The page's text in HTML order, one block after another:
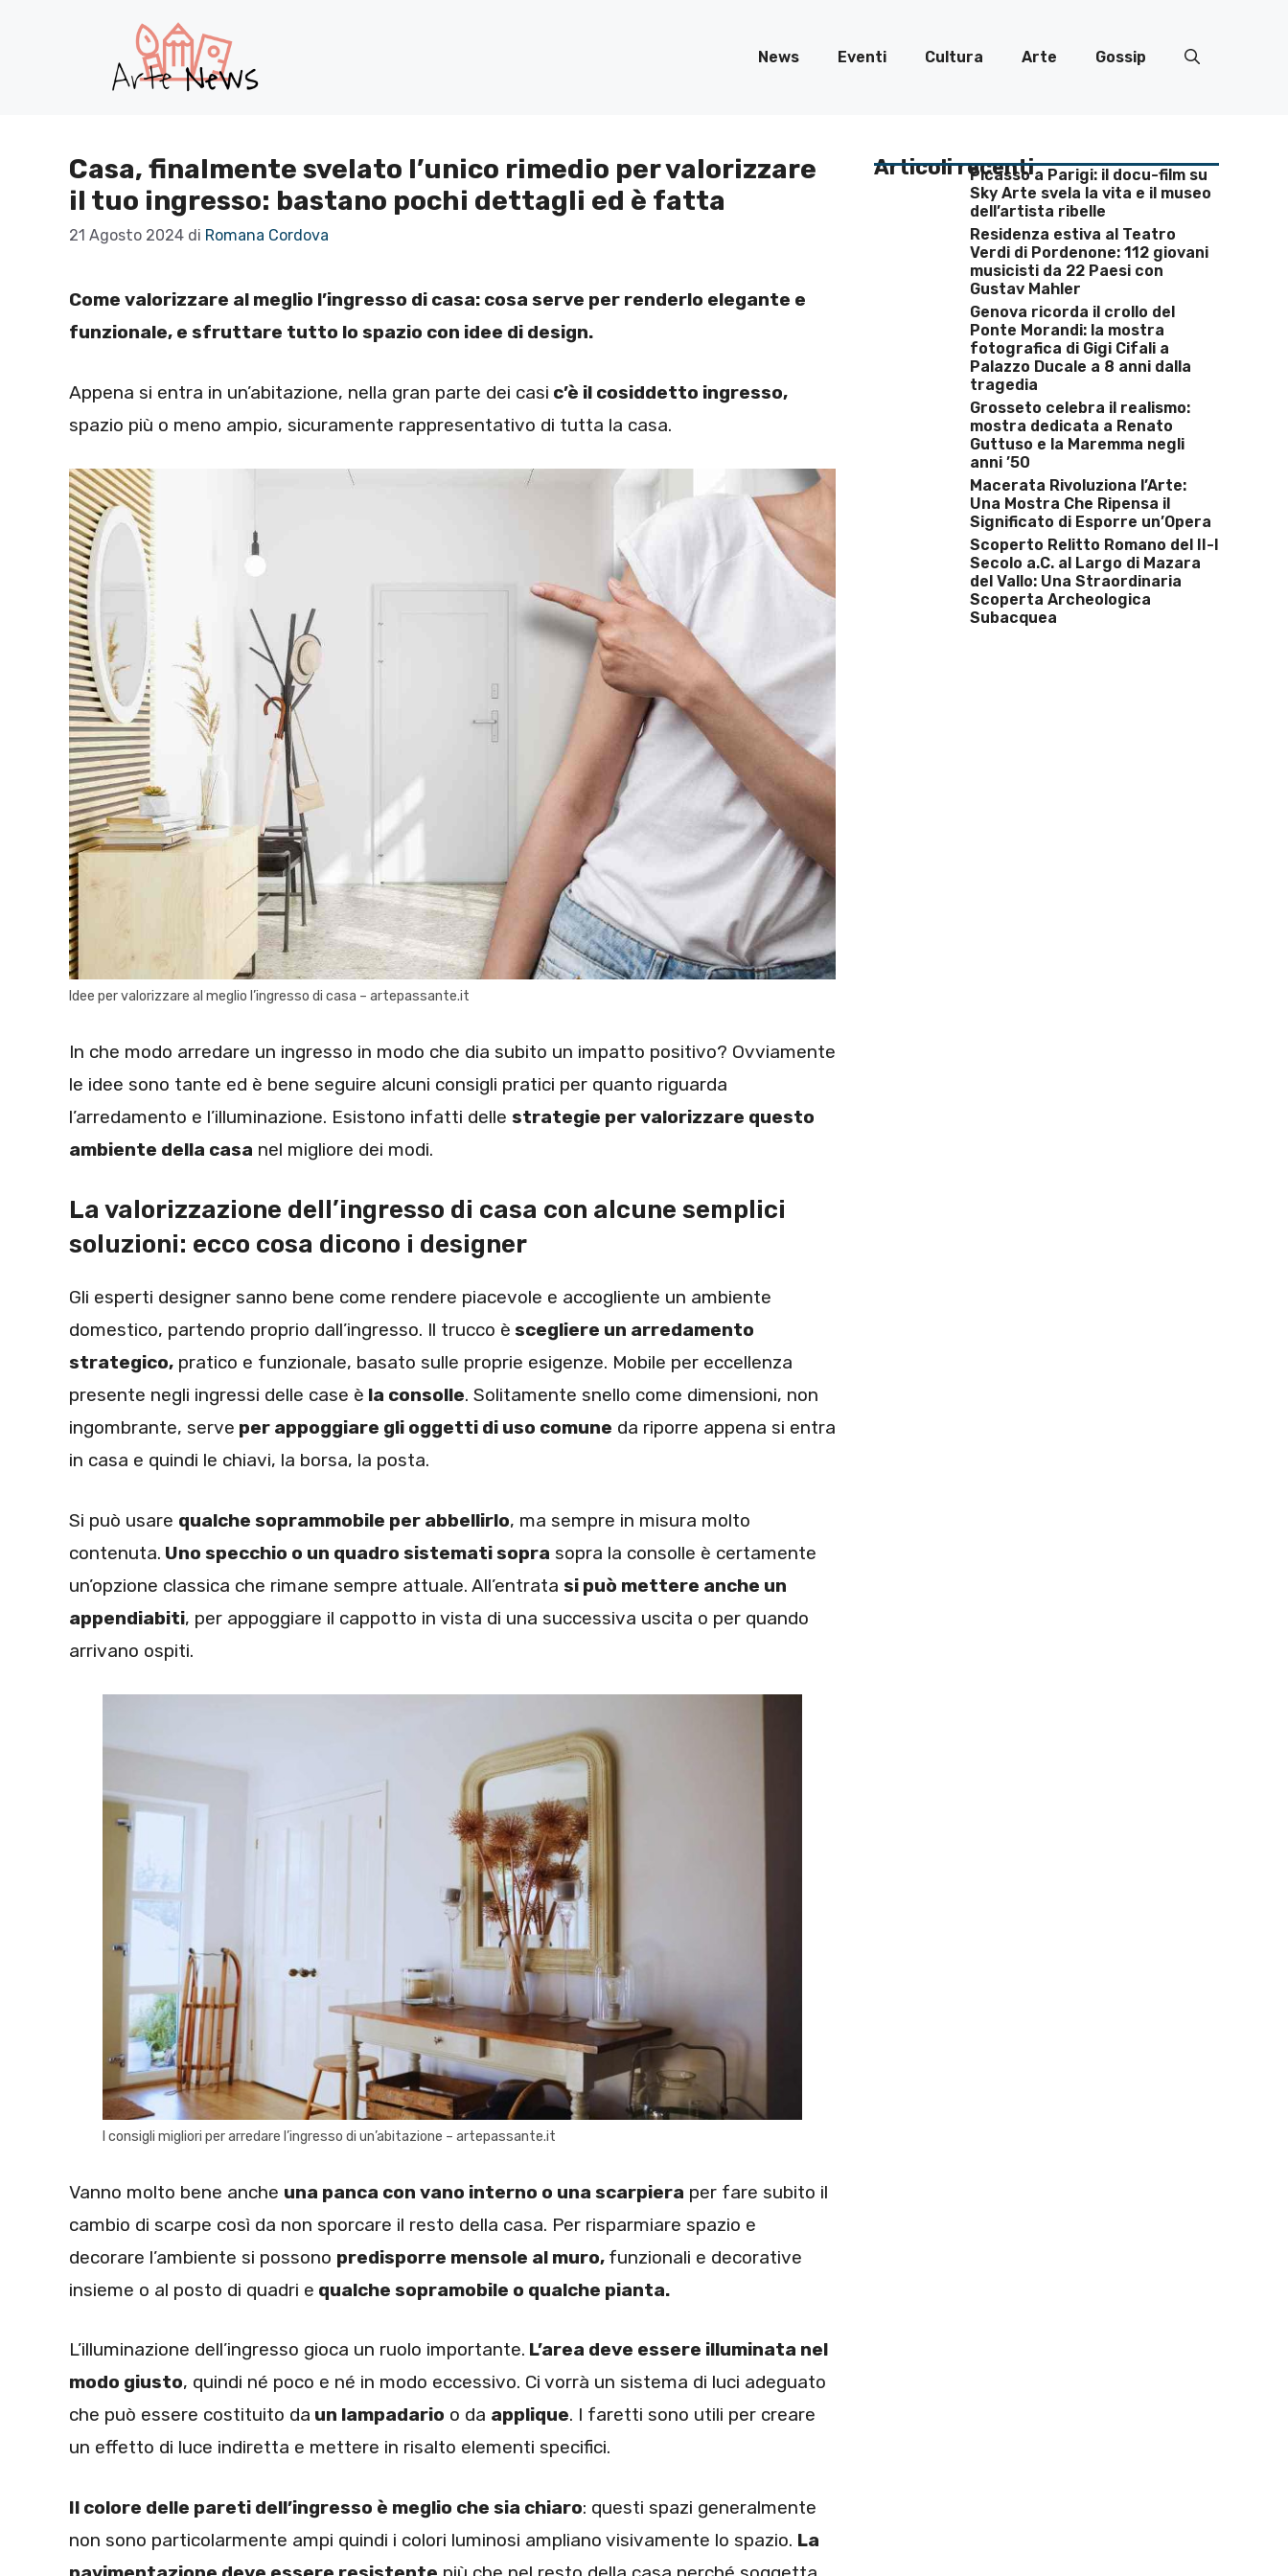
News Eventi Cultura Arte Gossip
Casa, finalmente svelato l’unico rimedio per valorizzare
il tuo ingresso: bastano pochi dettagli ed è fatta
21 Agosto 2024 di Romana Cordova
Come valorizzare al meglio l’ingresso di casa: cosa serve per renderlo elegante e
funzionale, e sfruttare tutto lo spazio con idee di design.
Appena si entra in un’abitazione, nella gran parte dei casi c’è il cosiddetto ingresso,
spazio più o meno ampio, sicuramente rappresentativo di tutta la casa.
Idee per valorizzare al meglio l’ingresso di casa – artepassante.it
In che modo arredare un ingresso in modo che dia subito un impatto positivo? Ovviamente
le idee sono tante ed è bene seguire alcuni consigli pratici per quanto riguarda
l’arredamento e l’illuminazione. Esistono infatti delle strategie per valorizzare questo
ambiente della casa nel migliore dei modi.
La valorizzazione dell’ingresso di casa con alcune semplici
soluzioni: ecco cosa dicono i designer
Gli esperti designer sanno bene come rendere piacevole e accogliente un ambiente
domestico, partendo proprio dall’ingresso. Il trucco è scegliere un arredamento
strategico, pratico e funzionale, basato sulle proprie esigenze. Mobile per eccellenza
presente negli ingressi delle case è la consolle. Solitamente snello come dimensioni, non
ingombrante, serve per appoggiare gli oggetti di uso comune da riporre appena si entra
in casa e quindi le chiavi, la borsa, la posta.
Si può usare qualche soprammobile per abbellirlo, ma sempre in misura molto
contenuta. Uno specchio o un quadro sistemati sopra sopra la consolle è certamente
un’opzione classica che rimane sempre attuale. All’entrata si può mettere anche un
appendiabiti, per appoggiare il cappotto in vista di una successiva uscita o per quando
arrivano ospiti.
I consigli migliori per arredare l’ingresso di un’abitazione – artepassante.it
Vanno molto bene anche una panca con vano interno o una scarpiera per fare subito il
cambio di scarpe così da non sporcare il resto della casa. Per risparmiare spazio e
decorare l’ambiente si possono predisporre mensole al muro, funzionali e decorative
insieme o al posto di quadri e qualche sopramobile o qualche pianta.
L’illuminazione dell’ingresso gioca un ruolo importante. L’area deve essere illuminata nel
modo giusto, quindi né poco e né in modo eccessivo. Ci vorrà un sistema di luci adeguato
che può essere costituito da un lampadario o da applique. I faretti sono utili per creare
un effetto di luce indiretta e mettere in risalto elementi specifici.
Il colore delle pareti dell’ingresso è meglio che sia chiaro: questi spazi generalmente
non sono particolarmente ampi quindi i colori luminosi ampliano visivamente lo spazio. La
Articoli recentiPicasso a Parigi: il docu-film su
Sky Arte svela la vita e il museo
dell’artista ribelle
Residenza estiva al Teatro
Verdi di Pordenone: 112 giovani
musicisti da 22 Paesi con
Gustav Mahler
Genova ricorda il crollo del
Ponte Morandi: la mostra
fotografica di Gigi Cifali a
Palazzo Ducale a 8 anni dalla
tragedia
Grosseto celebra il realismo:
mostra dedicata a Renato
Guttuso e la Maremma negli
anni ’50
Macerata Rivoluziona l’Arte:
Una Mostra Che Ripensa il
Significato di Esporre un’Opera
Scoperto Relitto Romano del II-I
Secolo a.C. al Largo di Mazara
del Vallo: Una Straordinaria
Scoperta Archeologica
Subacquea